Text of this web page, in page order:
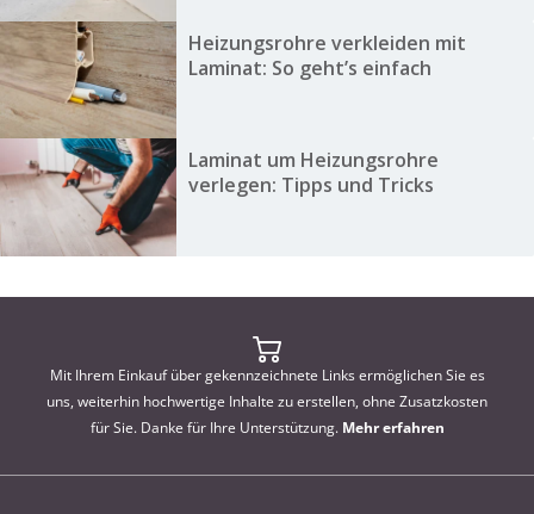
Heizungsrohre verkleiden mit
Laminat: So geht’s einfach
Laminat um Heizungsrohre
verlegen: Tipps und Tricks
Mit Ihrem Einkauf über gekennzeichnete Links ermöglichen Sie es
uns, weiterhin hochwertige Inhalte zu erstellen, ohne Zusatzkosten
für Sie. Danke für Ihre Unterstützung. Mehr erfahren